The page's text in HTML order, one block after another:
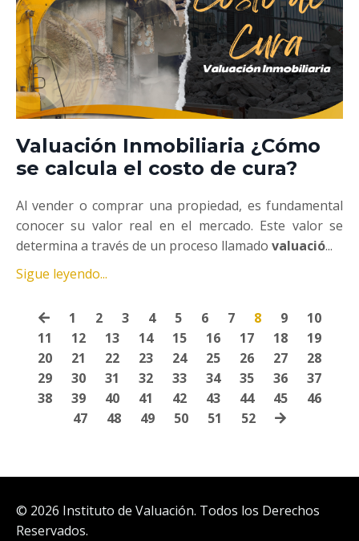
Valuación Inmobiliaria ¿Cómo
se calcula el costo de cura?
Al vender o comprar una propiedad, es fundamental
conocer su valor real en el mercado. Este valor se
determina a través de un proceso llamado valuació...
Sigue leyendo...
1 2 3 4 5 6 7 8 9
10
11
12 13 14 15 16 17 18
19
20
21 22 23 24 25 26 27
28
29
30 31 32 33 34 35 36
37
38
39 40 41 42 43 44 45
46
47
48 49 50 51 52
© 2026 Instituto de Valuación. Todos los Derechos
Reservados.